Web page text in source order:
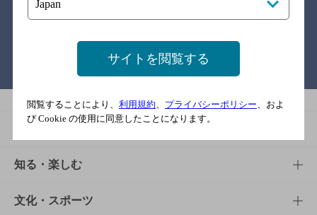
バー検索サイト［BAR-NAVI］
商品TOP
商品一覧
知る・楽しむ
知る・楽しむTOP
文化・スポーツ
サイトを閲覧する
閲覧することにより、 利用規約 プライバシーポリシー 、およ
び Cookie の使用に同意したことになります。